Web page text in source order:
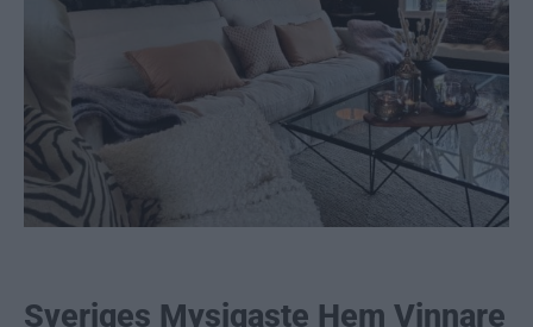
Sveriges Mysigaste Hem Vinnare